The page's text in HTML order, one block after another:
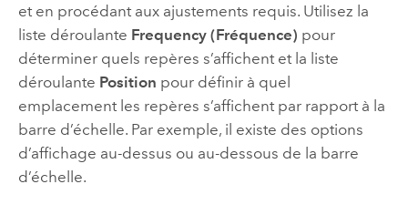
et en procédant aux ajustements requis. Utilisez la
liste déroulante Frequency (Fréquence) pour
déterminer quels repères s’affichent et la liste
déroulante Position pour définir à quel
emplacement les repères s’affichent par rapport à la
barre d’échelle. Par exemple, il existe des options
d’affichage au-dessus ou au-dessous de la barre
d’échelle.